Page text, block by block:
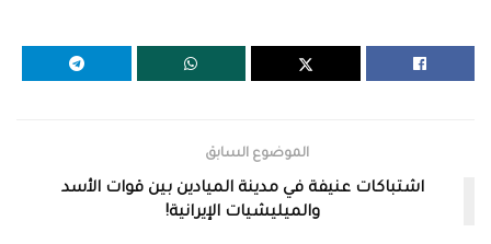
الموضوع السابق
اشتباكات عنيفة في مدينة الميادين بين قوات الأسد
والميليشيات الإيرانية!